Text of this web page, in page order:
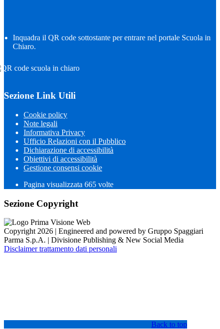
Inquadra il QR code sottostante per entrare nel portale Scuola in
Chiaro.
Sezione Link Utili
Cookie policy
Note legali
Informativa Privacy
Ufficio Relazioni con il Pubblico
Dichiarazione di accessibilità
Obiettivi di accessibilità
Gestione consensi cookie
Pagina visualizzata 665 volte
Sezione Copyright
Copyright 2026 | Engineered and powered by Gruppo Spaggiari
Parma S.p.A. | Divisione Publishing & New Social Media
Disclaimer trattamento dati personali
Back to top